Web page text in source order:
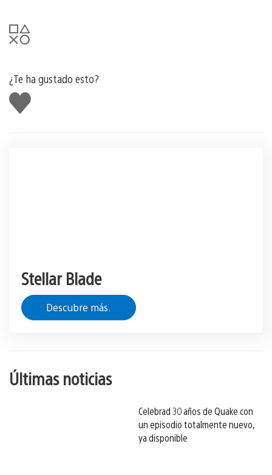
¿Te ha gustado esto?
Me
gusta
esto
Stellar Blade
Descubre más.
Últimas noticias
Celebrad 30 años de Quake con
un episodio totalmente nuevo,
ya disponible